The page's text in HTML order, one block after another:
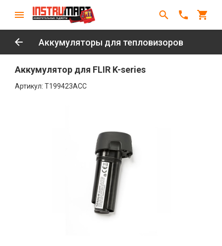
Аккумуляторы для тепловизоров
Аккумулятор для FLIR K-series
Артикул: T199423ACC